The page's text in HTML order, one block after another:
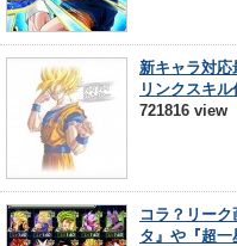
新キャラ対応
リンクスキル
721816 view
コラ？リー
タ』や『超一